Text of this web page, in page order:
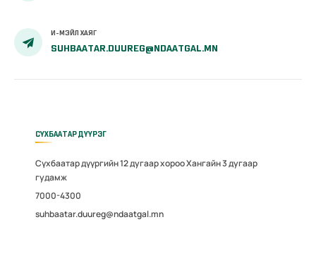
И-МЭЙЛ ХАЯГ
SUHBAATAR.DUUREG@NDAATGAL.MN
СҮХБААТАР ДҮҮРЭГ
Сүхбаатар дүүргийн 12 дугаар хороо Хангайн 3 дугаар
гудамж
7000-4300
suhbaatar.duureg@ndaatgal.mn